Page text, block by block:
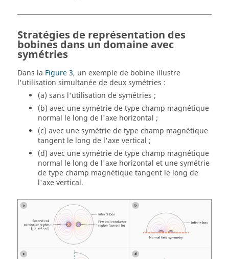
Stratégies de représentation des
bobines dans un domaine avec
symétries
Dans la Figure 3, un exemple de bobine illustre
l'utilisation simultanée de deux symétries :
(a) sans l'utilisation de symétries ;
(b) avec une symétrie de type champ magnétique
normal le long de l'axe horizontal ;
(c) avec une symétrie de type champ magnétique
tangent le long de l'axe vertical ;
(d) avec une symétrie de type champ magnétique
normal le long de l'axe horizontal et une symétrie
de type champ magnétique tangent le long de
l'axe vertical.